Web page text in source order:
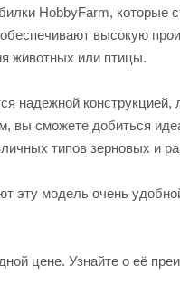
HobbyFarm,
высокую
животных или птицы.
надежной
вы сможете добиться
типов зерновых и
эту модель очень
цене. Узнайте о её